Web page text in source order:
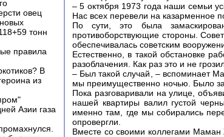
овец
тонн
правила
В
из
Азии газа
– 5 октября 1973 года наши семьи
Нас всех перевели на казарменное
По сути, это была
противоборствующие стороны.
обеспечивалась советским
Естественно, в такой обстановке
разоблачения. Как раз это и не
– Был такой случай, – вспоминает
мы преимущественно ночью. Было
Пока разговаривали на улице,
нашей квартиры валил густой
именно там, где мы собирались
опровергли.
Вместе со своими коллегами